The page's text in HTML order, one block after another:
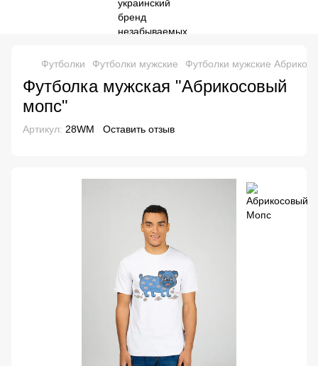
Футболки Футболки мужские Футболки мужские
Футболка мужская "Абрикосовый
мопс"
Артикул: 28WM Оставить отзыв